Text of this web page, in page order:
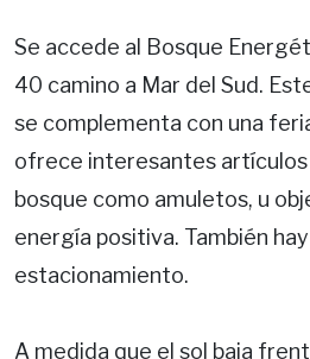
Se accede al Bosque
40 camino a Mar del Sud.
se complementa con una
ofrece interesantes artículos
bosque como amuletos, u
energía positiva. También
estacionamiento.
A medida que el sol baja